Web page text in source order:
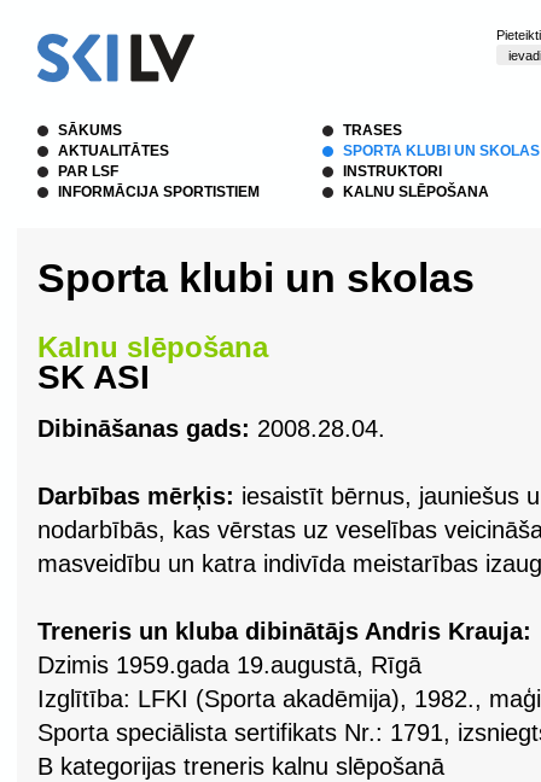
SĀKUMS
AKTUALITĀTES
PAR LSF
INFORMĀCIJA SPORTISTIEM
TRASES
SPORTA KLUBI UN SKOLAS
INSTRUKTORI
KALNU SLĒPOŠANA
Sporta klubi un skolas
Kalnu slēpošana
SK ASI
Dibināšanas gads: 2008.28.04.
Darbības mērķis: iesaistīt bērnus, jauniešus
nodarbībās, kas vērstas uz veselības
masveidību un katra indivīda meistarības
Treneris un kluba dibinātājs Andris Krauja:
Dzimis 1959.gada 19.augustā, Rīgā
Izglītība: LFKI (Sporta akadēmija), 1982.,
Sporta speciālista sertifikats Nr.: 1791,
B kategorijas treneris kalnu slēpošanā